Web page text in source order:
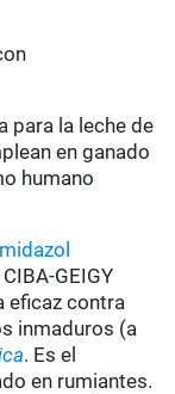
para la leche de
en ganado
humano
GEIGY
eficaz contra
inmaduros (a
. Es el
en rumiantes.